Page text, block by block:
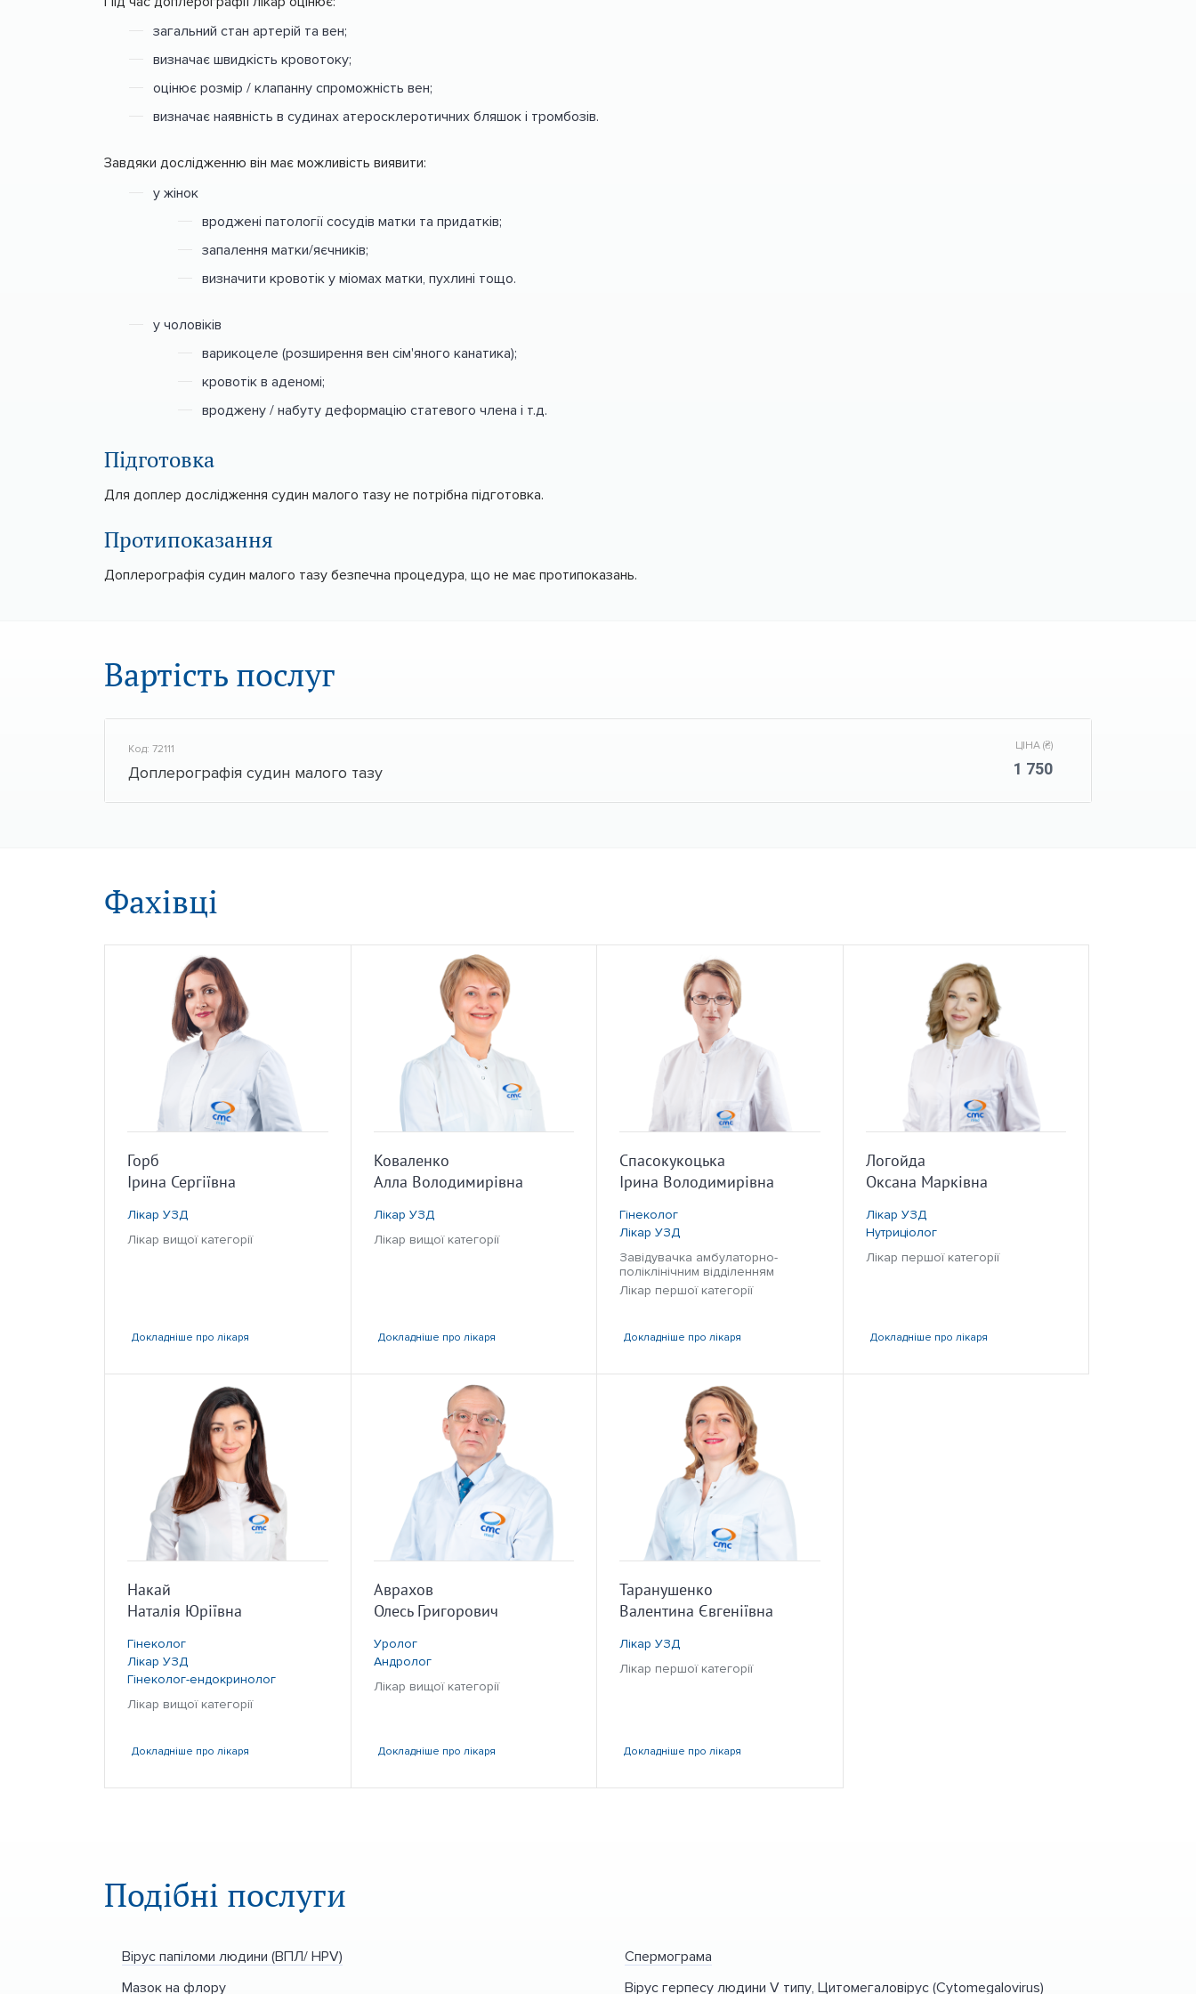
загальний стан артерій та вен;
визначає швидкість кровотоку;
оцінює розмір / клапанну спроможність вен;
визначає наявність в судинах атеросклеротичних бляшок і тромбозів.
Завдяки дослідженню він має можливість виявити:
у жінок
вроджені патології сосудів матки та придатків;
запалення матки/яєчників;
визначити кровотік у міомах матки, пухлині тощо.
у чоловіків
варикоцеле (розширення вен сім'яного канатика);
кровотік в аденомі;
вроджену / набуту деформацію статевого члена і т.д.
Підготовка
Для доплер дослідження судин малого тазу не потрібна підготовка.
Протипоказання
Доплерографія судин малого тазу безпечна процедура, що не має протипоказань.
Вартість послуг
Код: 72111
Доплерографія судин малого тазу
ЦІНА (₴)
1 750
Фахівці
Горб
Ірина Сергіївна
Лікар УЗД
Лікар вищої категорії
Докладніше про лікаря
Коваленко
Алла Володимирівна
Лікар УЗД
Лікар вищої категорії
Докладніше про лікаря
Спасокукоцька
Ірина Володимирівна
Гінеколог
Лікар УЗД
Завідувачка амбулаторно-
поліклінічним відділенням
Лікар першої категорії
Докладніше про лікаря
Логойда
Оксана Марківна
Лікар УЗД
Нутриціолог
Лікар першої категорії
Докладніше про лікаря
Накай
Наталія Юріївна
Гінеколог
Лікар УЗД
Гінеколог-ендокринолог
Лікар вищої категорії
Докладніше про лікаря
Аврахов
Олесь Григорович
Уролог
Андролог
Лікар вищої категорії
Докладніше про лікаря
Таранушенко
Валентина Євгеніївна
Лікар УЗД
Лікар першої категорії
Докладніше про лікаря
Подібні послуги
Вірус папіломи людини (ВПЛ/ HPV)
Мазок на флору
Спермограма
Вірус герпесу людини V типу, Цитомегаловірус (Cytomegalovirus)